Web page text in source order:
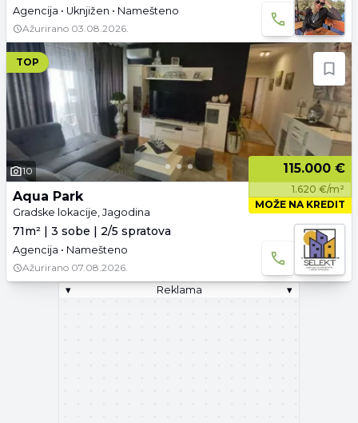
Agencija • Uknjižen • Namešteno
Ažurirano 03.08.2026.
TOP
10 115.000 €
1.620 €/m²
MOŽE NA KREDIT
Aqua Park
Gradske lokacije, Jagodina
71m² | 3 sobe | 2/5 spratova
Agencija • Namešteno
Ažurirano 07.08.2026.
▾
Reklama ▾